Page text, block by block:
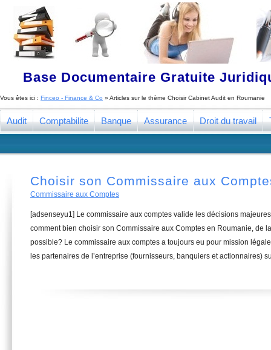
Base Documentaire Gratuite
Vous êtes ici : Finceo - Finance & Co » Articles sur le thème Choisir Cabinet Audit en Roumanie
Audit Comptabilite Banque Assurance Droit du travail
Choisir son Commissaire aux
Commissaire aux Comptes
[adsenseyu1] Le commissaire aux comptes valide les décisions
comment bien choisir son Commissaire aux Comptes en Roumanie, de
possible? Le commissaire aux comptes a toujours eu pour mission
les partenaires de l’entreprise (fournisseurs, banquiers et actionnaires)